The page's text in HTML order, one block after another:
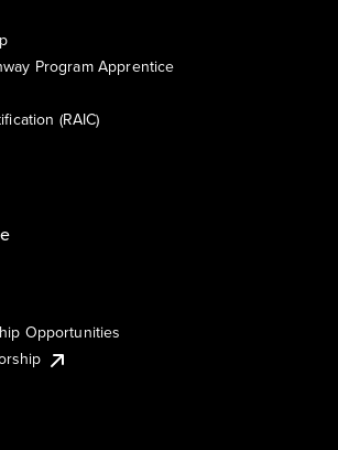
Program Apprentice
(RAIC)
Opportunities